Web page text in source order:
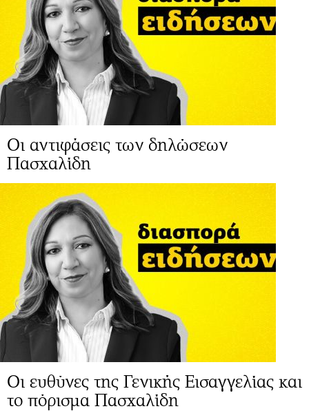
Οι αντιφάσεις των δηλώσεων
Πασχαλίδη
Οι ευθύνες της Γενικής Εισαγγελίας και
το πόρισμα Πασχαλίδη